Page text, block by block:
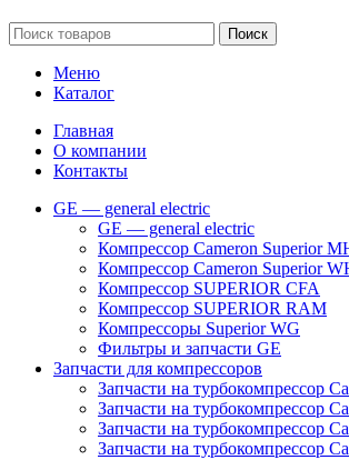
Поиск
Меню
Каталог
Главная
О компании
Контакты
GE — general electric
GE — general electric
Компрессор Cameron Superior
Компрессор Cameron Superior
Компрессор SUPERIOR CFA
Компрессор SUPERIOR RAM
Компрессоры Superior WG
Фильтры и запчасти GE
Запчасти для компрессоров
Запчасти на турбокомпрессор
Запчасти на турбокомпрессор
Запчасти на турбокомпрессор
Запчасти на турбокомпрессор